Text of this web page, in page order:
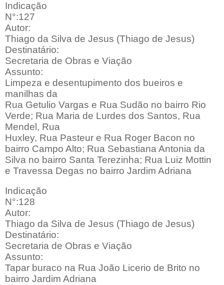
Indicação
N°:127
Autor:
Thiago da Silva de Jesus (Thiago de Jesus)
Destinatário:
Secretaria de Obras e Viação
Assunto:
Limpeza e desentupimento dos bueiros e
manilhas da
Rua Getulio Vargas e Rua Sudão no bairro Rio
Verde; Rua Maria de Lurdes dos Santos, Rua
Mendel, Rua
Huxley, Rua Pasteur e Rua Roger Bacon no
bairro Campo Alto; Rua Sebastiana Antonia da
Silva no bairro Santa Terezinha; Rua Luiz Mottin
e Travessa Degas no bairro Jardim Adriana
Indicação
N°:128
Autor:
Thiago da Silva de Jesus (Thiago de Jesus)
Destinatário:
Secretaria de Obras e Viação
Assunto:
Tapar buraco na Rua João Licerio de Brito no
bairro Jardim Adriana